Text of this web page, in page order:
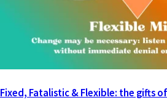
Fixed, Fatalistic & Flexible: the gifts